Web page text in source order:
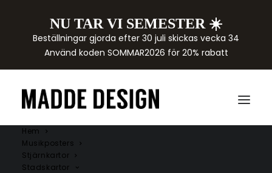
NU TAR VI SEMESTER ☀️
Beställningar gjorda efter 30 juli skickas vecka 34
Använd koden SOMMAR2026 för 20% rabatt
Hem
Musikposters
Stjärnkartor
Stadskartor